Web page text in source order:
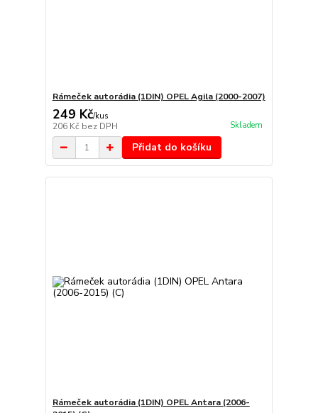
Rámeček autorádia (1DIN) OPEL Agila (2000-2007)
249 Kč/kus
206 Kč bez DPH Skladem
Přidat do košíku
Rámeček autorádia (1DIN) OPEL Antara (2006-